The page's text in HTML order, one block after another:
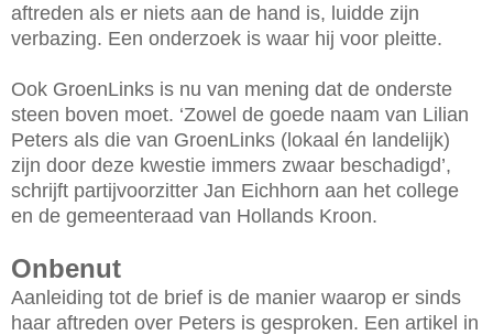
aftreden als er niets aan de hand is, luidde zijn
verbazing. Een onderzoek is waar hij voor pleitte.
Ook GroenLinks is nu van mening dat de onderste
steen boven moet. ‘Zowel de goede naam van Lilian
Peters als die van GroenLinks (lokaal én landelijk)
zijn door deze kwestie immers zwaar beschadigd’,
schrijft partijvoorzitter Jan Eichhorn aan het college
en de gemeenteraad van Hollands Kroon.
Onbenut
Aanleiding tot de brief is de manier waarop er sinds
haar aftreden over Peters is gesproken. Een artikel in